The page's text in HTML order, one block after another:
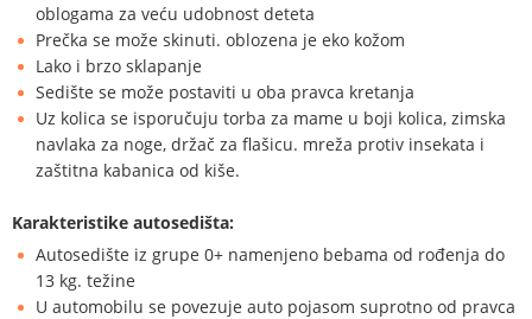
oblogama za veću udobnost deteta
Prečka se može skinuti. oblozena je eko kožom
Lako i brzo sklapanje
Sedište se može postaviti u oba pravca kretanja
Uz kolica se isporučuju torba za mame u boji kolica, zimska
navlaka za noge, držač za flašicu. mreža protiv insekata i
zaštitna kabanica od kiše.
Karakteristike autosedišta:
Autosedište iz grupe 0+ namenjeno bebama od rođenja do
13 kg. težine
U automobilu se povezuje auto pojasom suprotno od pravca